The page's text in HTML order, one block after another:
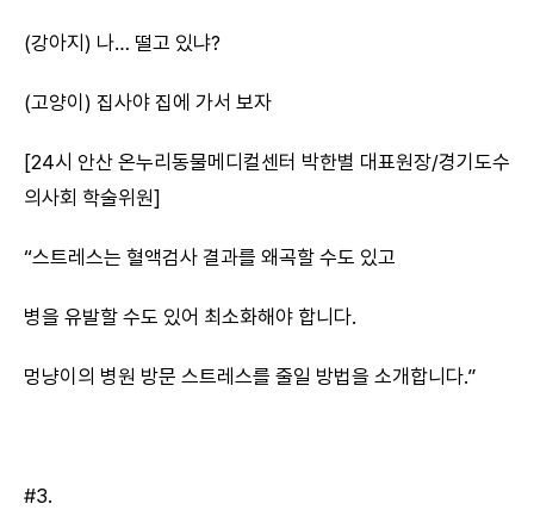
(강아지) 나… 떨고 있냐?
(고양이) 집사야 집에 가서 보자
[24시 안산 온누리동물메디컬센터 박한별 대표원장/경기도수
의사회 학술위원]
“스트레스는 혈액검사 결과를 왜곡할 수도 있고
병을 유발할 수도 있어 최소화해야 합니다.
멍냥이의 병원 방문 스트레스를 줄일 방법을 소개합니다.”
#3.